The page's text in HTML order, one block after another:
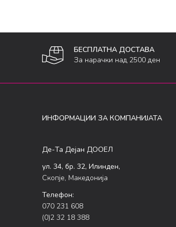
БЕСПЛАТНА ДОСТАВА
За нарачки над 2500 ден
ИНФОРМАЦИИ ЗА КОМПАНИЈАТА
Де-Та Дејан ДООЕЛ
ул. 34, бр. 32, Илинден,
Скопје, Македонија
Телефон:
070 231 608
(0)2 32 18 388